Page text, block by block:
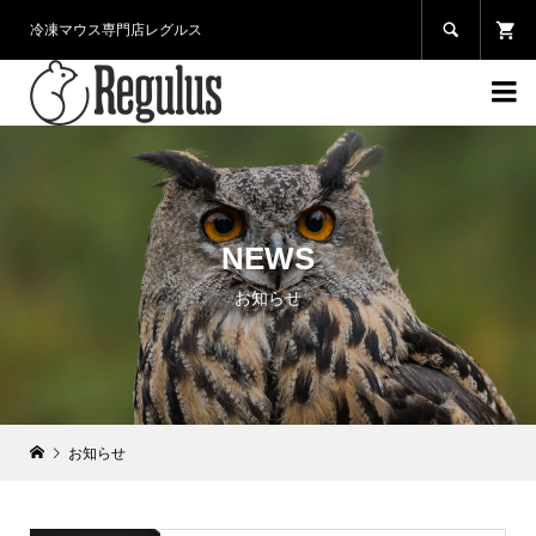
冷凍マウス専門店レグルス 

NEWS
お知らせ
お知らせ